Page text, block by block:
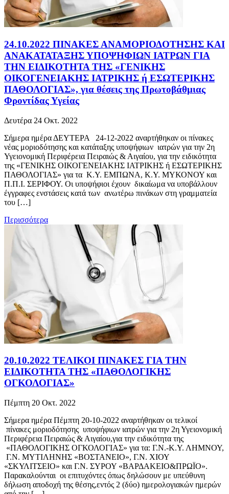
24.10.2022 ΠΙΝΑΚΕΣ ΑΝΑΜΟΡΙΟΔΟΤΗΣΗΣ ΚΑΙ
ΑΝΑΚΑΤΑΤΑΞΗΣ ΥΠΟΨΗΦΙΩΝ ΙΑΤΡΩΝ ΓΙΑ
ΤΗΝ ΕΙΔΙΚΟΤΗΤΑ ΤΗΣ «ΓΕΝΙΚΗΣ
ΟΙΚΟΓΕΝΕΙΑΚΗΣ ΙΑΤΡΙΚΗΣ ή ΕΣΩΤΕΡΙΚΗΣ
ΠΑΘΟΛΟΓΙΑΣ», για θέσεις της Πρωτοβάθμιας
Φροντίδας Υγείας
Δευτέρα 24 Οκτ. 2022
Σήμερα ημέρα ΔΕΥΤΕΡΑ 24-12-2022 αναρτήθηκαν οι πίνακες
νέας μοριοδότησης και κατάταξης υποψήφιων ιατρών για την 2η
Υγειονομική Περιφέρεια Πειραιώς & Αιγαίου, για την ειδικότητα
της «ΓΕΝΙΚΗΣ ΟΙΚΟΓΕΝΕΙΑΚΗΣ ΙΑΤΡΙΚΗΣ ή ΕΣΩΤΕΡΙΚΗΣ
ΠΑΘΟΛΟΓΙΑΣ» για τα Κ.Υ. ΕΜΠΩΝΑ, Κ.Υ. ΜΥΚΟΝΟΥ και
Π.Π.Ι. ΣΕΡΙΦΟΥ. Οι υποψήφιοι έχουν δικαίωμα να υποβάλλουν
έγγραφες ενστάσεις κατά των ανωτέρω πινάκων στη γραμματεία
του […]
Περισσότερα
20.10.2022 ΤΕΛΙΚΟΙ ΠΙΝΑΚΕΣ ΓΙΑ ΤΗΝ
ΕΙΔΙΚΟΤΗΤΑ ΤΗΣ «ΠΑΘΟΛΟΓΙΚΗΣ
ΟΓΚΟΛΟΓΙΑΣ»
Πέμπτη 20 Οκτ. 2022
Σήμερα ημέρα Πέμπτη 20-10-2022 αναρτήθηκαν οι τελικοί
πίνακες μοριοδότησης υποψήφιων ιατρών για την 2η Υγειονομική
Περιφέρεια Πειραιώς & Αιγαίου,για την ειδικότητα της
«ΠΑΘΟΛΟΓΙΚΗΣ ΟΓΚΟΛΟΓΙΑΣ» για τα: Γ.Ν.-Κ.Υ. ΛΗΜΝΟΥ,
Γ.Ν. ΜΥΤΙΛΗΝΗΣ «ΒΟΣΤΑΝΕΙΟ», Γ.Ν. ΧΙΟΥ
«ΣΚΥΛΙΤΣΕΙΟ» και Γ.Ν. ΣΥΡΟΥ «ΒΑΡΔΑΚΕΙΟ&ΠΡΩΪΟ».
Παρακαλούνται οι επιτυχόντες όπως δηλώσουν με υπεύθυνη
δήλωση αποδοχή της θέσης,εντός 2 (δύο) ημερολογιακών ημερών